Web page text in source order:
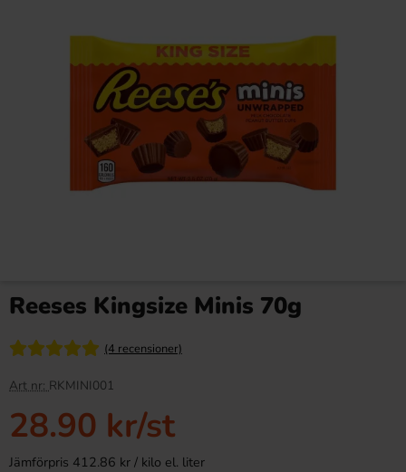
Reeses Kingsize Minis 70g
(4 recensioner)
Art nr: RKMINI001
28.90 kr/st
Jämförpris 412.86 kr / kilo el. liter